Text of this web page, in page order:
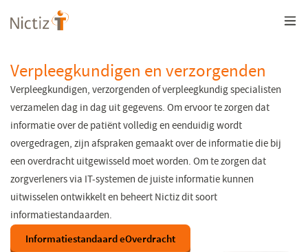
Overslaan
en
gaan
Verpleegkundigen en verzorgenden
Verpleegkundigen, verzorgenden of verpleegkundig specialisten
verzamelen dag in dag uit gegevens. Om ervoor te zorgen dat
informatie over de patiënt volledig en eenduidig wordt
overgedragen, zijn afspraken gemaakt over de informatie die bij
een overdracht uitgewisseld moet worden. Om te zorgen dat
zorgverleners via IT-systemen de juiste informatie kunnen
uitwisselen ontwikkelt en beheert Nictiz dit soort
informatiestandaarden.
Informatiestandaard eOverdracht